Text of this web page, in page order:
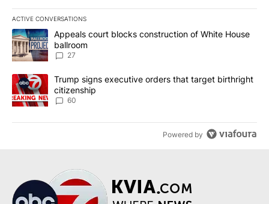
ACTIVE CONVERSATIONS
The following is a list of the most commented articles in the last
A trending article titled "Appeals court blocks construction of
Appeals court blocks construction of White House
ballroom
27
A trending article titled "Trump signs executive orders that
Trump signs executive orders that target birthright
citizenship
60
Powered by